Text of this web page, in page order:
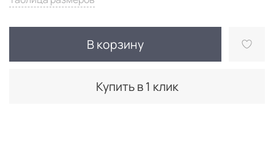
В корзину
Купить в 1 клик